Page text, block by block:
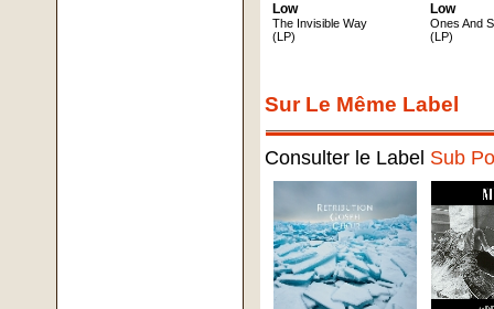
Low
The Invisible Way
(LP)
Low
Ones And
(LP)
Sur Le Même Label
Consulter le Label Sub